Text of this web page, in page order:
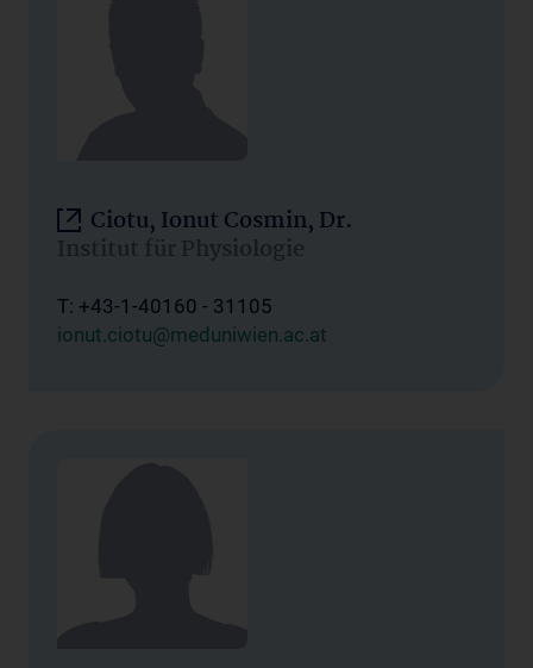
Ciotu, Ionut Cosmin, Dr.
Institut für Physiologie
T: +43-1-40160 - 31105
ionut.ciotu@meduniwien.ac.at